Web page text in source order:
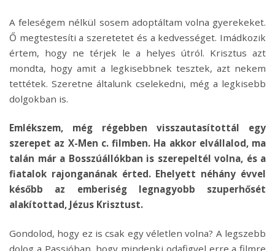
A feleségem nélkül sosem adoptáltam volna gyerekeket.
Ő megtestesíti a szeretetet és a kedvességet. Imádkozik
értem, hogy ne térjek le a helyes útról. Krisztus azt
mondta, hogy amit a legkisebbnek tesztek, azt nekem
tettétek. Szeretne általunk cselekedni, még a legkisebb
dolgokban is.
Emlékszem, még régebben visszautasítottál egy
szerepet az X-Men c. filmben. Ha akkor elvállalod, ma
talán már a Bosszúállókban is szerepeltél volna, és a
fiatalok rajonganának érted. Ehelyett néhány évvel
később az emberiség legnagyobb szuperhősét
alakítottad, Jézus Krisztust.
Gondolod, hogy ez is csak egy véletlen volna? A legszebb
dolog a Passióban, hogy mindenki odafigyel erre a filmre